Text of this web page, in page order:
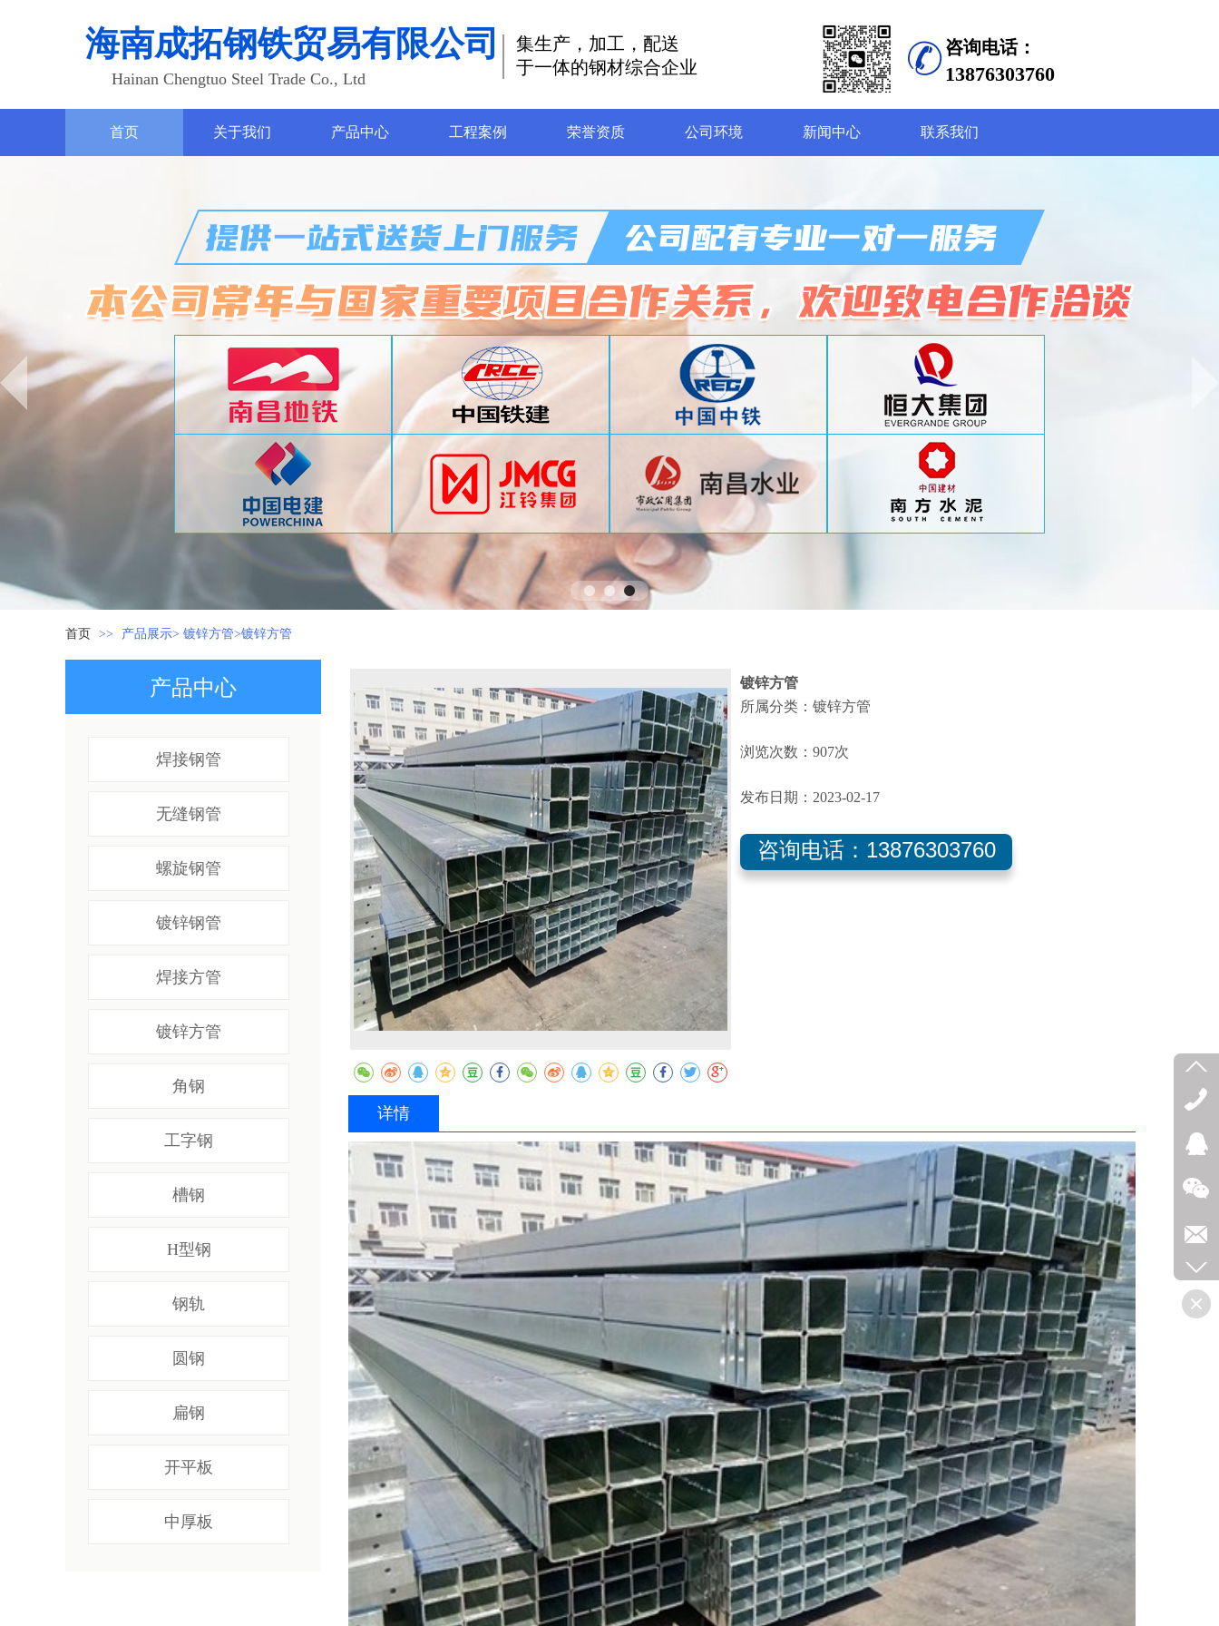
海南成拓钢铁贸易有限公司
Hainan Chengtuo Steel Trade Co., Ltd
集生产，加工，配送
于一体的钢材综合企业
咨询电话：
13876303760
首页 关于我们 产品中心 工程案例 荣誉资质 公司环境 新闻中心 联系我们
首页 >> 产品展示> 镀锌方管>镀锌方管
产品中心
焊接钢管
无缝钢管
螺旋钢管
镀锌钢管
焊接方管
镀锌方管
角钢
工字钢
槽钢
H型钢
钢轨
圆钢
扁钢
开平板
中厚板
镀锌方管
所属分类： 镀锌方管
浏览次数： 907次
发布日期： 2023-02-17
咨询电话：13876303760
详情